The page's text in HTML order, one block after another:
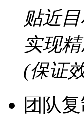
贴近
实现
(保证
团队复